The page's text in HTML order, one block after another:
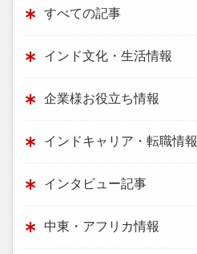
すべての記事
インド文化・生活情報
企業様お役立ち情報
インドキャリア・転職情報
インタビュー記事
中東・アフリカ情報